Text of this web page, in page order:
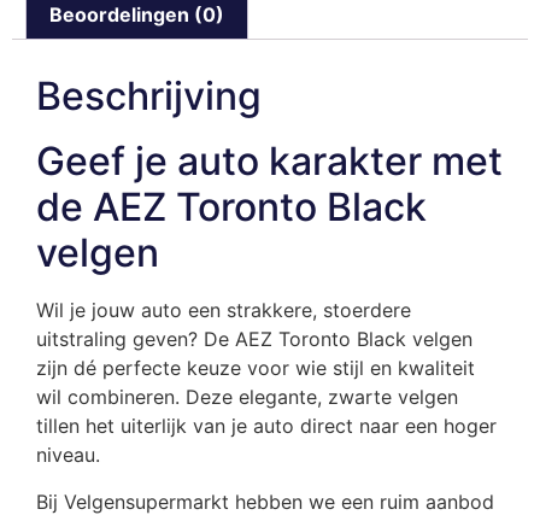
Beoordelingen (0)
Beschrijving
Geef je auto karakter met
de AEZ Toronto Black
velgen
Wil je jouw auto een strakkere, stoerdere
uitstraling geven? De AEZ Toronto Black velgen
zijn dé perfecte keuze voor wie stijl en kwaliteit
wil combineren. Deze elegante, zwarte velgen
tillen het uiterlijk van je auto direct naar een hoger
niveau.
Bij Velgensupermarkt hebben we een ruim aanbod